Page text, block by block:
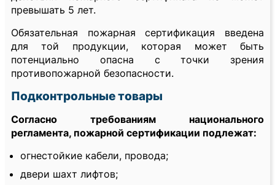
превышать 5 лет.
Обязательная пожарная сертификация введена
для той продукции, которая может быть
потенциально опасна с точки зрения
противопожарной безопасности.
Подконтрольные товары
Согласно требованиям национального
регламента, пожарной сертификации подлежат:
огнестойкие кабели, провода;
двери шахт лифтов;